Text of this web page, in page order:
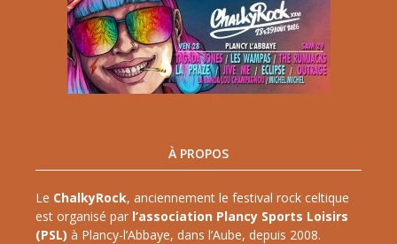
À PROPOS
Le ChalkyRock, anciennement le festival rock celtique
est organisé par l’association Plancy Sports Loisirs
(PSL) à Plancy-l’Abbaye, dans l’Aube, depuis 2008.